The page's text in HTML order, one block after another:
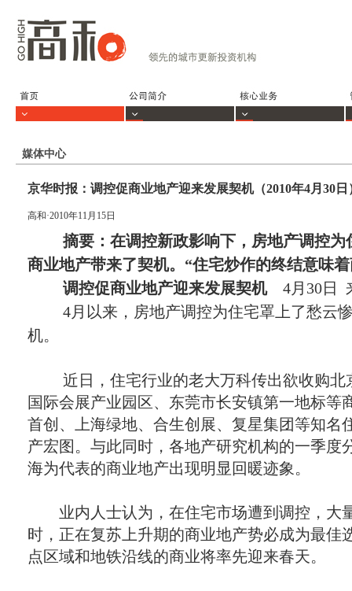
媒体中心
京华时报：调控促商业地产迎来发展契机（2010年4月30日
高和·2010年11月15日
摘要：在调控新政影响下，房地产调控
商业地产带来了契机。“住宅炒作的终结意味
调控促商业地产迎来发展契机
4月30日
4月以来，房地产调控为住宅罩上了愁云
机。
近日，住宅行业的老大万科传出欲收购北
国际会展产业园区、东莞市长安镇第一地标等
首创、上海绿地、合生创展、复星集团等知名
产宏图。与此同时，各地产研究机构的一季度
海为代表的商业地产出现明显回暖迹象。
业内人士认为，在住宅市场遭到调控，大
时，正在复苏上升期的商业地产势必成为最佳
点区域和地铁沿线的商业将率先迎来春天。